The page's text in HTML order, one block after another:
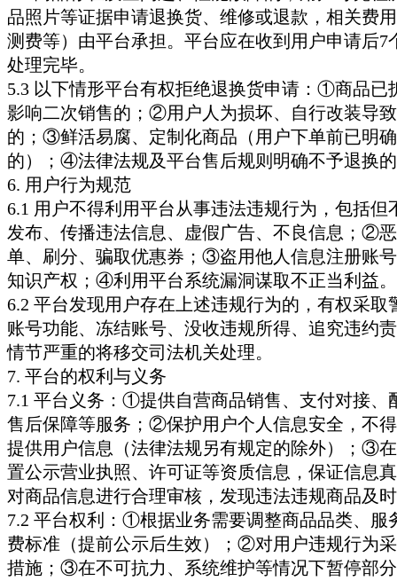
品照片等证据申请退换货、维修或退款，相关费
测费等）由平台承担。平台应在收到用户申请后7
处理完毕。
5.3 以下情形平台有权拒绝退换货申请：①商品已
影响二次销售的；②用户人为损坏、自行改装导
的；③鲜活易腐、定制化商品（用户下单前已明
的）；④法律法规及平台售后规则明确不予退换
6. 用户行为规范
6.1 用户不得利用平台从事违法违规行为，包括
发布、传播违法信息、虚假广告、不良信息；②
单、刷分、骗取优惠券；③盗用他人信息注册账
知识产权；④利用平台系统漏洞谋取不正当利益。
6.2 平台发现用户存在上述违规行为的，有权采取
账号功能、冻结账号、没收违规所得、追究违约
情节严重的将移交司法机关处理。
7. 平台的权利与义务
7.1 平台义务：①提供自营商品销售、支付对接、
售后保障等服务；②保护用户个人信息安全，不
提供用户信息（法律法规另有规定的除外）；③
置公示营业执照、许可证等资质信息，保证信息
对商品信息进行合理审核，发现违法违规商品及
7.2 平台权利：①根据业务需要调整商品品类、服
费标准（提前公示后生效）；②对用户违规行为
措施；③在不可抗力、系统维护等情况下暂停部